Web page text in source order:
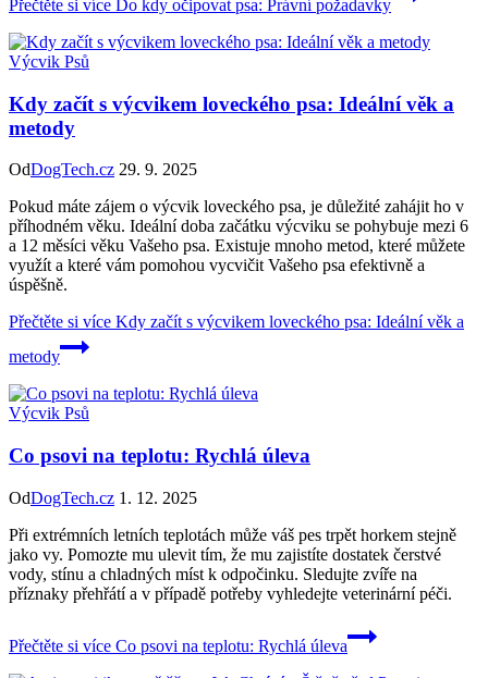
Přečtěte si více Do kdy očipovat psa: Právní požadavky
Výcvik Psů
Kdy začít s výcvikem loveckého psa: Ideální věk a
metody
OdDogTech.cz 29. 9. 2025
Pokud máte zájem o výcvik loveckého psa, je důležité zahájit ho v
příhodném věku. Ideální doba začátku výcviku se pohybuje mezi 6
a 12 měsíci věku Vašeho psa. Existuje mnoho metod, které můžete
využít a které vám pomohou vycvičit Vašeho psa efektivně a
úspěšně.
Přečtěte si více Kdy začít s výcvikem loveckého psa: Ideální věk a
metody
Výcvik Psů
Co psovi na teplotu: Rychlá úleva
OdDogTech.cz 1. 12. 2025
Při extrémních letních teplotách může váš pes trpět horkem stejně
jako vy. Pomozte mu ulevit tím, že mu zajistíte dostatek čerstvé
vody, stínu a chladných míst k odpočinku. Sledujte zvíře na
příznaky přehřátí a v případě potřeby vyhledejte veterinární péči.
Přečtěte si více Co psovi na teplotu: Rychlá úleva